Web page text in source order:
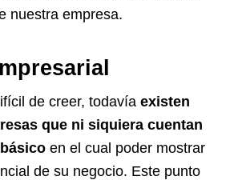
nuestra empresa.
de creer, todavía existen
que ni siquiera cuentan
en el cual poder mostrar
de su negocio. Este punto